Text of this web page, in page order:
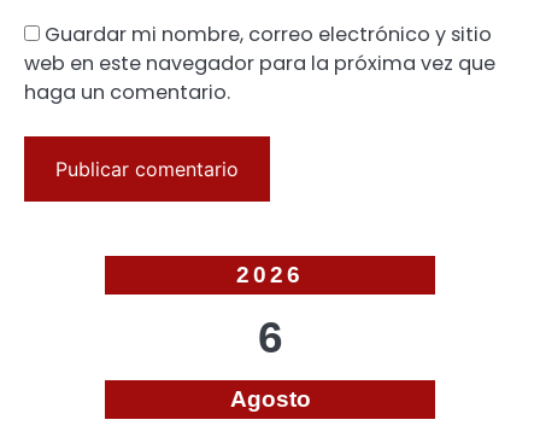
Guardar mi nombre, correo electrónico y sitio
web en este navegador para la próxima vez que
haga un comentario.
2026
6
Agosto